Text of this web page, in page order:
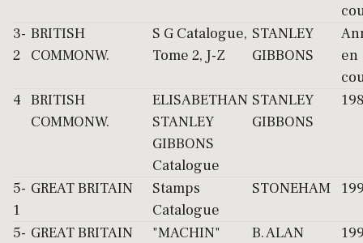
3-
2
BRITISH
COMMONW.
S G Catalogue,
Tome 2, J-Z
STANLEY
GIBBONS
en
4 BRITISH
COMMONW.
ELISABETHAN
STANLEY
GIBBONS
Catalogue
STANLEY
GIBBONS
5-
1
GREAT BRITAIN
Stamps
Catalogue
STONEHAM
5- GREAT BRITAIN
"MACHIN"
B. ALAN